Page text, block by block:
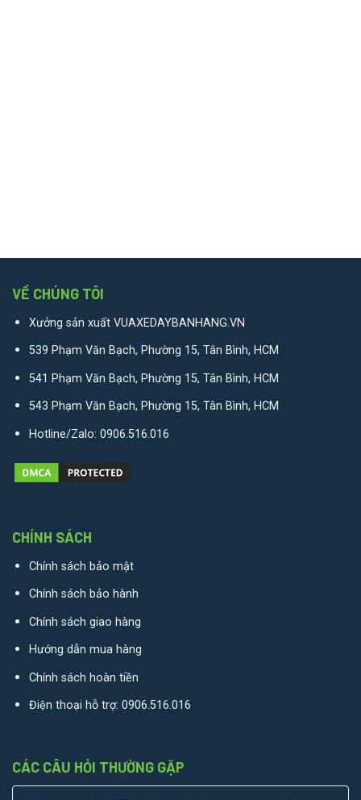
VỀ CHÚNG TÔI
Xưởng sản xuất VUAXEDAYBANHANG.VN
539 Phạm Văn Bạch, Phường 15, Tân Bình, HCM
541 Phạm Văn Bạch, Phường 15, Tân Bình, HCM
543 Phạm Văn Bạch, Phường 15, Tân Bình, HCM
Hotline/Zalo: 0906.516.016
CHÍNH SÁCH
Chính sách bảo mật
Chính sách bảo hành
Chính sách giao hàng
Hướng dẫn mua hàng
Chính sách hoàn tiền
Điện thoại hỗ trợ: 0906.516.016
CÁC CÂU HỎI THƯỜNG GẶP